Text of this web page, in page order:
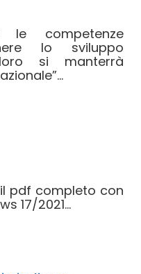
le competenze
lo sviluppo
si manterrà
pdf completo con
17/2021...